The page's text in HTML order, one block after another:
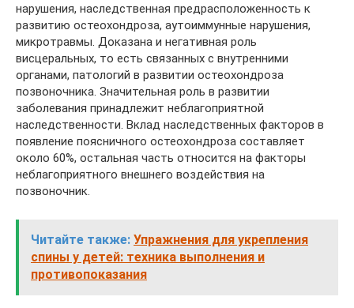
нарушения, наследственная предрасположенность к
развитию остеохондроза, аутоиммунные нарушения,
микротравмы. Доказана и негативная роль
висцеральных, то есть связанных с внутренними
органами, патологий в развитии остеохондроза
позвоночника. Значительная роль в развитии
заболевания принадлежит неблагоприятной
наследственности. Вклад наследственных факторов в
появление поясничного остеохондроза составляет
около 60%, остальная часть относится на факторы
неблагоприятного внешнего воздействия на
позвоночник.
Читайте также: Упражнения для укрепления
спины у детей: техника выполнения и
противопоказания